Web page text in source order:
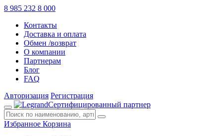
8 985 232 8 000
Контакты
Доставка и оплата
Обмен /возврат
О компании
Партнерам
Блог
FAQ
Авторизация Регистрация
Сертифицированный партнер
Избранное Корзина